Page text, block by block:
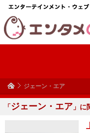
ジェーン・エア
「ジェーン・エア 」に